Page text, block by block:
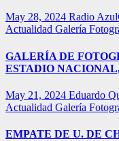
May 28, 2024 Radio
Actualidad Galería
GALERÍA DE
ESTADIO
May 21, 2024 Eduardo
Actualidad Galería
EMPATE DE U. DE